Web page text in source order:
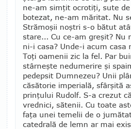
ne-am simţit ocrotiţi, sute
botezat, ne-am măritat. Nu
Strămoşii noştri s-o bătut
stare... Cu ce-am greşit? Nu
ni-i casa? Unde-i acum casa
Toţi oamenii zic la fel. Par
stârneşte nedumerire şi
pedepsit Dumnezeu? Unii
căsătorie imperială, sfârşită
prinţului Ru­dolf. S-a crezut
vrednici, sătenii. Cu toate
faţa unei temelii de o
catedrală de lemn ar mai